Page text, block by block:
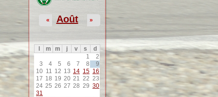
Août
« »
m m j v s
d
1
2
3
4 5 6 7 8
9
10 11 12 13 14 15 16
17 18 19 20 21 22 23
24 25 26 27 28 29 30
31